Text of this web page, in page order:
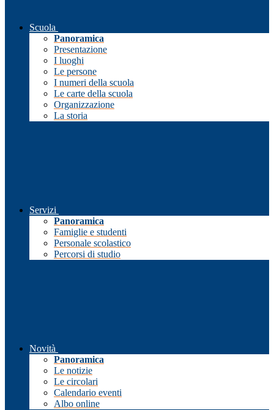
Scuola
Panoramica
Presentazione
I luoghi
Le persone
I numeri della scuola
Le carte della scuola
Organizzazione
La storia
Servizi
Panoramica
Famiglie e studenti
Personale scolastico
Percorsi di studio
Novità
Panoramica
Le notizie
Le circolari
Calendario eventi
Albo online